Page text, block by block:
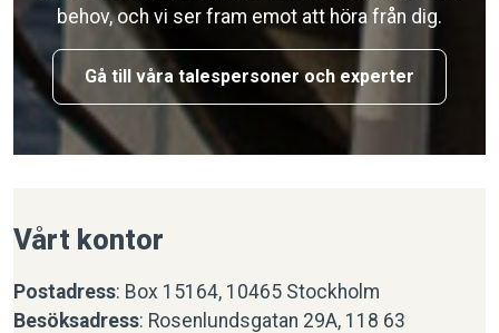
behov, och vi ser fram emot att höra från dig.
Gå till våra talespersoner och experter
Vårt kontor
Postadress: Box 15164, 10465 Stockholm
Besöksadress: Rosenlundsgatan 29A, 118 63